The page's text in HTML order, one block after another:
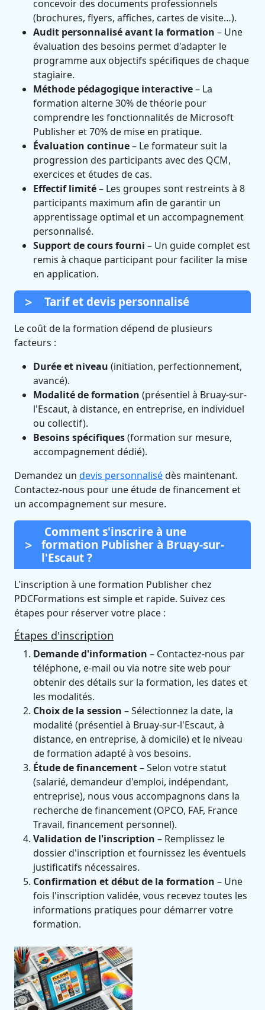
concevoir des documents professionnels
(brochures, flyers, affiches, cartes de visite…).
Audit personnalisé avant la formation – Une
évaluation des besoins permet d'adapter le
programme aux objectifs spécifiques de chaque
stagiaire.
Méthode pédagogique interactive– La
formation alterne 30% de théorie pour
comprendre les fonctionnalités de Microsoft
Publisher et 70% de mise en pratique.
Évaluation continue– Le formateur suit la
progression des participants avec des QCM,
exercices et études de cas.
Effectif limité– Les groupes sont restreints à 8
participants maximum afin de garantir un
apprentissage optimal et un accompagnement
personnalisé.
Support de cours fourni – Un guide complet est
remis à chaque participant pour faciliter la mise
en application.
Tarif et devis personnalisé
Le coût de la formation dépend de plusieurs
facteurs :
Durée et niveau (initiation, perfectionnement,
avancé).
Modalité de formation (présentiel à Bruay-sur-
l'Escaut, à distance, en entreprise, en individuel
ou collectif).
Besoins spécifiques(formation sur mesure,
accompagnement dédié).
Demandez un devis personnalisédès maintenant.
Contactez-nous pour une étude de financement et
un accompagnement sur mesure.
Comment s'inscrire à une
formation Publisher à Bruay-sur-
l'Escaut ?
L'inscription à une formation Publisher chez
PDCFormations est simple et rapide. Suivez ces
étapes pour réserver votre place :
Étapes d'inscription
Demande d'information – Contactez-nous par
téléphone, e-mail ou via notre site web pour
obtenir des détails sur la formation, les dates et
les modalités.
Choix de la session – Sélectionnez la date, la
modalité (présentiel à Bruay-sur-l'Escaut, à
distance, en entreprise, à domicile) et le niveau
de formation adapté à vos besoins.
Étude de financement– Selon votre statut
(salarié, demandeur d'emploi, indépendant,
entreprise), nous vous accompagnons dans la
recherche de financement (OPCO, FAF, France
Travail, financement personnel).
Validation de l'inscription – Remplissez le
dossier d'inscription et fournissez les éventuels
justificatifs nécessaires.
Confirmation et début de la formation – Une
fois l'inscription validée, vous recevez toutes les
informations pratiques pour démarrer votre
formation.